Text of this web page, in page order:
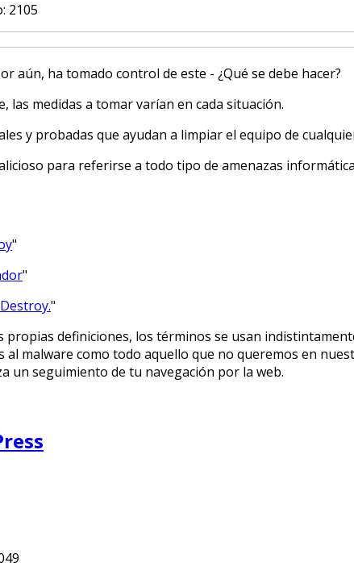
2105
aún, ha tomado control de este - ¿Qué se debe hacer?
las medidas a tomar varían en cada situación.
y probadas que ayudan a limpiar el equipo de
para referirse a todo tipo de amenazas
"
"
"
propias definiciones, los términos se usan
malware como todo aquello que no queremos en
un seguimiento de tu navegación por la web.